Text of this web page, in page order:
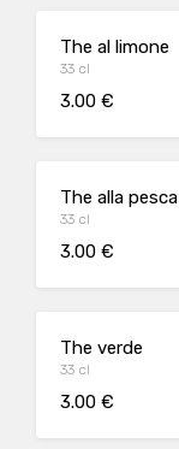
The al limone
33 cl
3.00 €
The alla pesca
33 cl
3.00 €
The verde
33 cl
3.00 €